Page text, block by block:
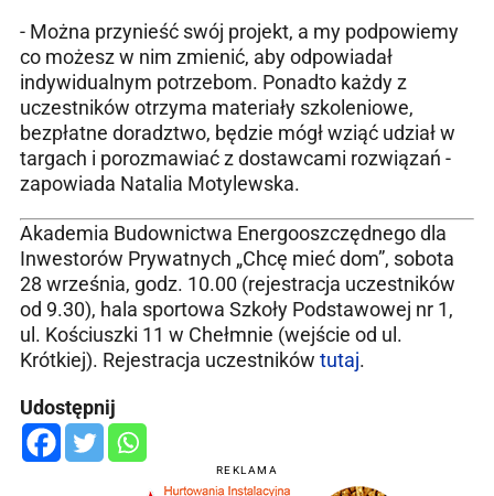
- Można przynieść swój projekt, a my podpowiemy
co możesz w nim zmienić, aby odpowiadał
indywidualnym potrzebom. Ponadto każdy z
uczestników otrzyma materiały szkoleniowe,
bezpłatne doradztwo, będzie mógł wziąć udział w
targach i porozmawiać z dostawcami rozwiązań -
zapowiada Natalia Motylewska.
Akademia Budownictwa Energooszczędnego dla
Inwestorów Prywatnych „Chcę mieć dom”, sobota
28 września, godz. 10.00 (rejestracja uczestników
od 9.30), hala sportowa Szkoły Podstawowej nr 1,
ul. Kościuszki 11 w Chełmnie (wejście od ul.
Krótkiej). Rejestracja uczestników tutaj.
Udostępnij
REKLAMA